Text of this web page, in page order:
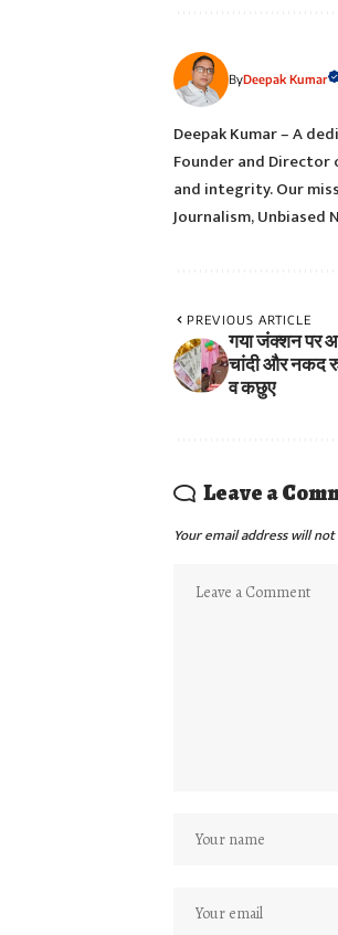
ByDeepak Kumar
Deepak Kumar – A
Founder and Director
and integrity. Our
Journalism, Unbiased
PREVIOUS ARTICLE
गया जंक्शन पर
चांदी और नकद
व कछुए
Leave a
Your email address will